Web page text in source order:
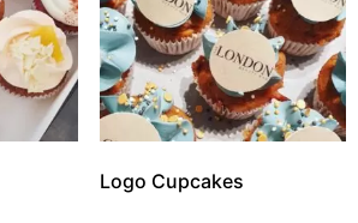
Logo Cupcakes